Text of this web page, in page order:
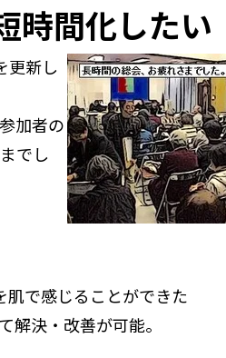
時間化したい
更新し
加者の
でし
肌で感じることができた
解決・改善が可能。